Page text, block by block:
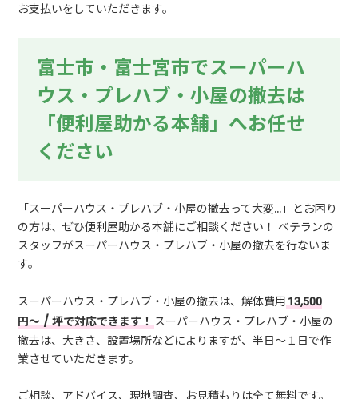
お支払いをしていただきます。
富士市・富士宮市でスーパーハ
ウス・プレハブ・小屋の撤去は
「便利屋助かる本舗」へお任せ
ください
「スーパーハウス・プレハブ・小屋の撤去って大変…」とお困り
の方は、ぜひ便利屋助かる本舗にご相談ください！ ベテランの
スタッフがスーパーハウス・プレハブ・小屋の撤去を行ないま
す。
スーパーハウス・プレハブ・小屋の撤去は、解体費用13,500
円〜 / 坪で対応できます！スーパーハウス・プレハブ・小屋の
撤去は、大きさ、設置場所などによりますが、半日〜１日で作
業させていただきます。
ご相談、アドバイス、現地調査、お見積もりは全て無料です。